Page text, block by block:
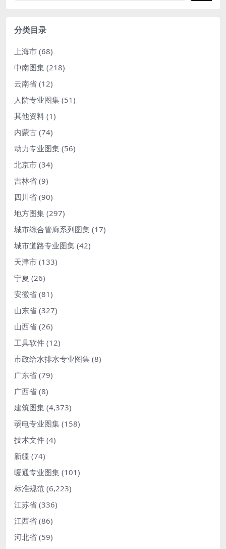
分类目录
上海市 (68)
中南图集 (218)
云南省 (12)
人防专业图集 (51)
其他资料 (1)
内蒙古 (74)
动力专业图集 (56)
北京市 (34)
吉林省 (9)
四川省 (90)
地方图集 (297)
城市综合管廊系列图集 (17)
城市道路专业图集 (42)
天津市 (133)
宁夏 (26)
安徽省 (81)
山东省 (327)
山西省 (26)
工具软件 (12)
市政给水排水专业图集 (8)
广东省 (79)
广西省 (8)
建筑图集 (4,373)
弱电专业图集 (158)
技术文件 (4)
新疆 (74)
暖通专业图集 (101)
标准规范 (6,223)
江苏省 (336)
江西省 (86)
河北省 (59)